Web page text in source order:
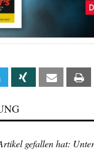
Linkedin Xing Email
gefallen hat: